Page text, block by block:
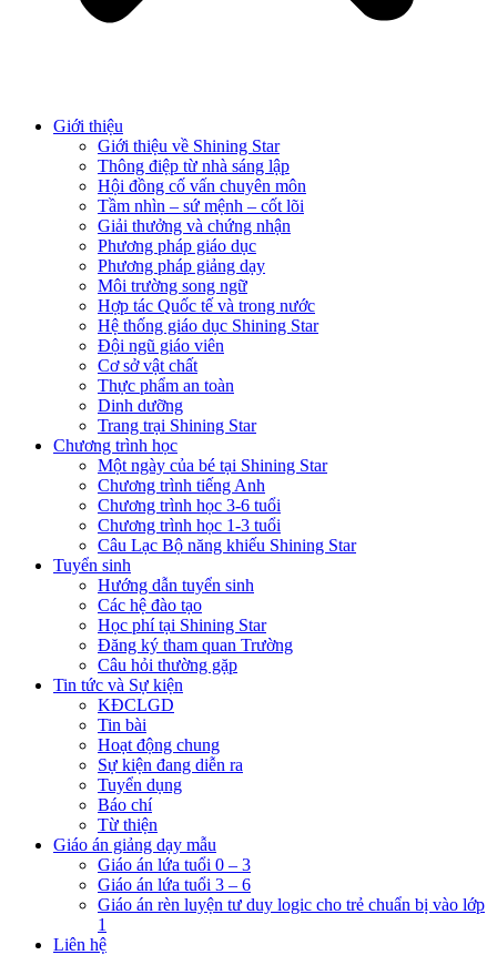
Giới thiệu
Giới thiệu về Shining Star
Thông điệp từ nhà sáng lập
Hội đồng cố vấn chuyên môn
Tầm nhìn – sứ mệnh – cốt lõi
Giải thưởng và chứng nhận
Phương pháp giáo dục
Phương pháp giảng dạy
Môi trường song ngữ
Hợp tác Quốc tế và trong nước
Hệ thống giáo dục Shining Star
Đội ngũ giáo viên
Cơ sở vật chất
Thực phẩm an toàn
Dinh dưỡng
Trang trại Shining Star
Chương trình học
Một ngày của bé tại Shining Star
Chương trình tiếng Anh
Chương trình học 3-6 tuổi
Chương trình học 1-3 tuổi
Câu Lạc Bộ năng khiếu Shining Star
Tuyển sinh
Hướng dẫn tuyển sinh
Các hệ đào tạo
Học phí tại Shining Star
Đăng ký tham quan Trường
Câu hỏi thường gặp
Tin tức và Sự kiện
KĐCLGD
Tin bài
Hoạt động chung
Sự kiện đang diễn ra
Tuyển dụng
Báo chí
Từ thiện
Giáo án giảng dạy mẫu
Giáo án lứa tuổi 0 – 3
Giáo án lứa tuổi 3 – 6
Giáo án rèn luyện tư duy logic cho trẻ chuẩn bị vào lớp
1
Liên hệ